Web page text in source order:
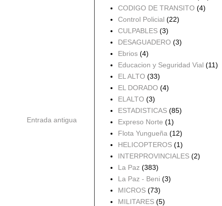
Entrada antigua
CODIGO DE TRANSITO (4)
Control Policial (22)
CULPABLES (3)
DESAGUADERO (3)
Ebrios (4)
Educacion y Seguridad Vial (11)
EL ALTO (33)
EL DORADO (4)
ELALTO (3)
ESTADISTICAS (85)
Expreso Norte (1)
Flota Yungueña (12)
HELICOPTEROS (1)
INTERPROVINCIALES (2)
La Paz (383)
La Paz - Beni (3)
MICROS (73)
MILITARES (5)